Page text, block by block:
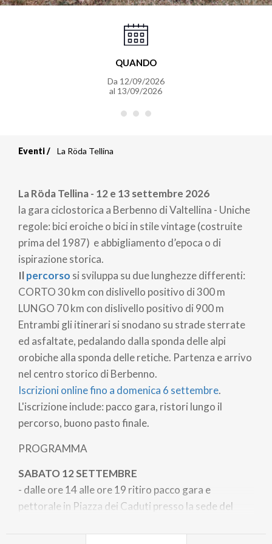
QUANDO
Da 12/09/2026
al 13/09/2026
di
pane
Eventi La Röda Tellina
La Röda Tellina - 12 e 13 settembre 2026
la gara ciclostorica a Berbenno di Valtellina - Uniche
regole: bici eroiche o bici in stile vintage (costruite
prima del 1987) e abbigliamento d’epoca o di
ispirazione storica.
Ilpercorso si sviluppa su due lunghezze differenti:
CORTO 30 km con dislivello positivo di 300 m
LUNGO 70 km con dislivello positivo di 900 m
Entrambi gli itinerari si snodano su strade sterrate
ed asfaltate, pedalando dalla sponda delle alpi
orobiche alla sponda delle retiche. Partenza e arrivo
nel centro storico di Berbenno.
Iscrizioni online fino a domenica 6 settembre.
L'iscrizione include: pacco gara, ristori lungo il
percorso, buono pasto finale.
PROGRAMMA
SABATO 12 SETTEMBRE
- dalle ore 14 alle ore 19 ritiro pacco gara e
pettorale in Piazza dei Caduti presso la sede del